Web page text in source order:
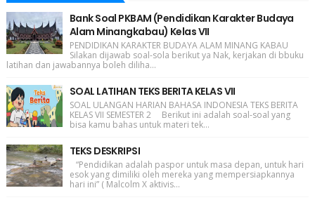
Bank Soal PKBAM (Pendidikan Karakter Budaya
Alam Minangkabau) Kelas VII
PENDIDIKAN KARAKTER BUDAYA ALAM MINANG KABAU
Silakan dijawab soal-sola berikut ya Nak, kerjakan di bbuku
latihan dan jawabannya boleh diliha...
SOAL LATIHAN TEKS BERITA KELAS VII
SOAL ULANGAN HARIAN BAHASA INDONESIA TEKS BERITA
KELAS VII SEMESTER 2 Berikut ini adalah soal-soal yang
bisa kamu bahas untuk materi tek...
TEKS DESKRIPSI
“Pendidikan adalah paspor untuk masa depan, untuk hari
esok yang dimiliki oleh mereka yang mempersiapkannya
hari ini” ( Malcolm X aktivis...